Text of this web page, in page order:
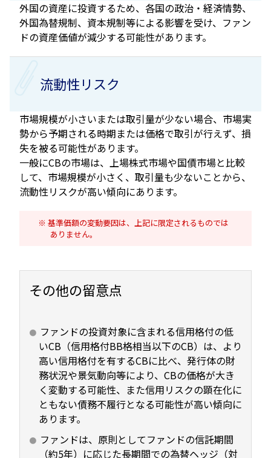
外国の資産に投資するため、各国の政治・経済情勢、
外国為替規制、資本規制等による影響を受け、ファン
ドの資産価値が減少する可能性があります。
流動性リスク
市場規模が小さいまたは取引量が少ない場合、市場実
勢から予期される時期または価格で取引が行えず、損
失を被る可能性があります。
一般にCBの市場は、上場株式市場や国債市場と比較
して、市場規模が小さく、取引量も少ないことから、
流動性リスクが高い傾向にあります。
基準価額の変動要因は、上記に限定されるものでは
ありません。
その他の留意点
ファンドの投資対象に含まれる信用格付の低
いCB（信用格付BB格相当以下のCB）は、より
高い信用格付を有するCBに比べ、発行体の財
務状況や景気動向等により、CBの価格が大き
く変動する可能性、また信用リスクの顕在化に
ともない債務不履行となる可能性が高い傾向に
あります。
ファンドは、原則としてファンドの信託期間
（約5年）に応じた長期間での為替ヘッジ（対